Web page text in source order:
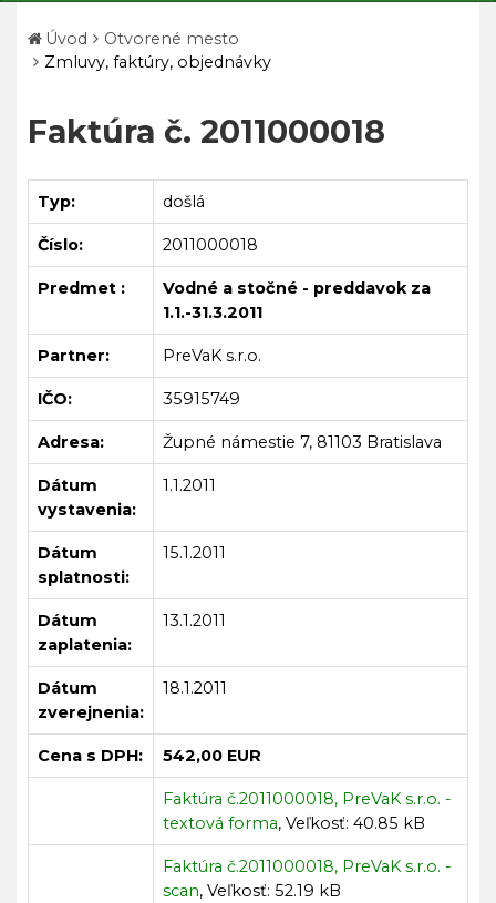
Úvod
Otvorené mesto
Zmluvy, faktúry, objednávky
Faktúra č. 2011000018
Typ: došlá
Číslo: 2011000018
Predmet :
Vodné a stočné - preddavok za
1.1.-31.3.2011
Partner: PreVaK s.r.o.
IČO: 35915749
Adresa: Župné námestie 7, 81103 Bratislava
Dátum
vystavenia:
1.1.2011
Dátum
splatnosti:
15.1.2011
Dátum
zaplatenia:
13.1.2011
Dátum
zverejnenia:
18.1.2011
Cena s DPH: 542,00 EUR
Faktúra č.2011000018, PreVaK s.r.o. -
textová forma, Veľkosť: 40.85 kB
Faktúra č.2011000018, PreVaK s.r.o. -
scan, Veľkosť: 52.19 kB